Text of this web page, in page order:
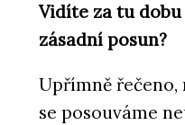
Vidíte za tu
zásadní posun?
Upřímně řečeno,
se posouváme